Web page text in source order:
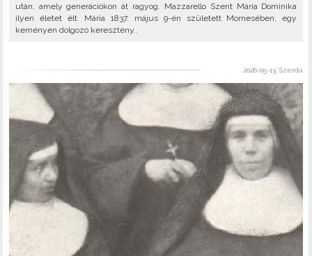
után, amely generációkon át ragyog. Mazzarello Szent Mária Dominika
ilyen életet élt. Mária 1837. május 9-én született Mornesében, egy
keményen dolgozó keresztény..
2026-05-13, Szerda